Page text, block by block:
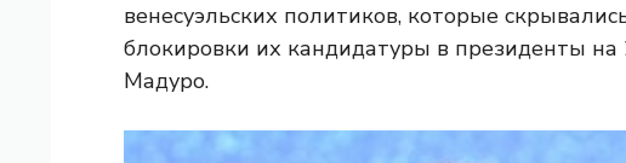
венесуэльских политиков, которые
блокировки их кандидатуры в президенты
Мадуро.